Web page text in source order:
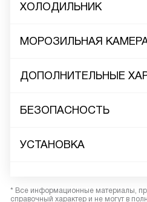
ХОЛОДИЛЬНИК
МОРОЗИЛЬНАЯ
ДОПОЛНИТЕЛЬНЫЕ
БЕЗОПАСНОСТЬ
УСТАНОВКА
* Все информационные материалы,
справочный характер и не могут в